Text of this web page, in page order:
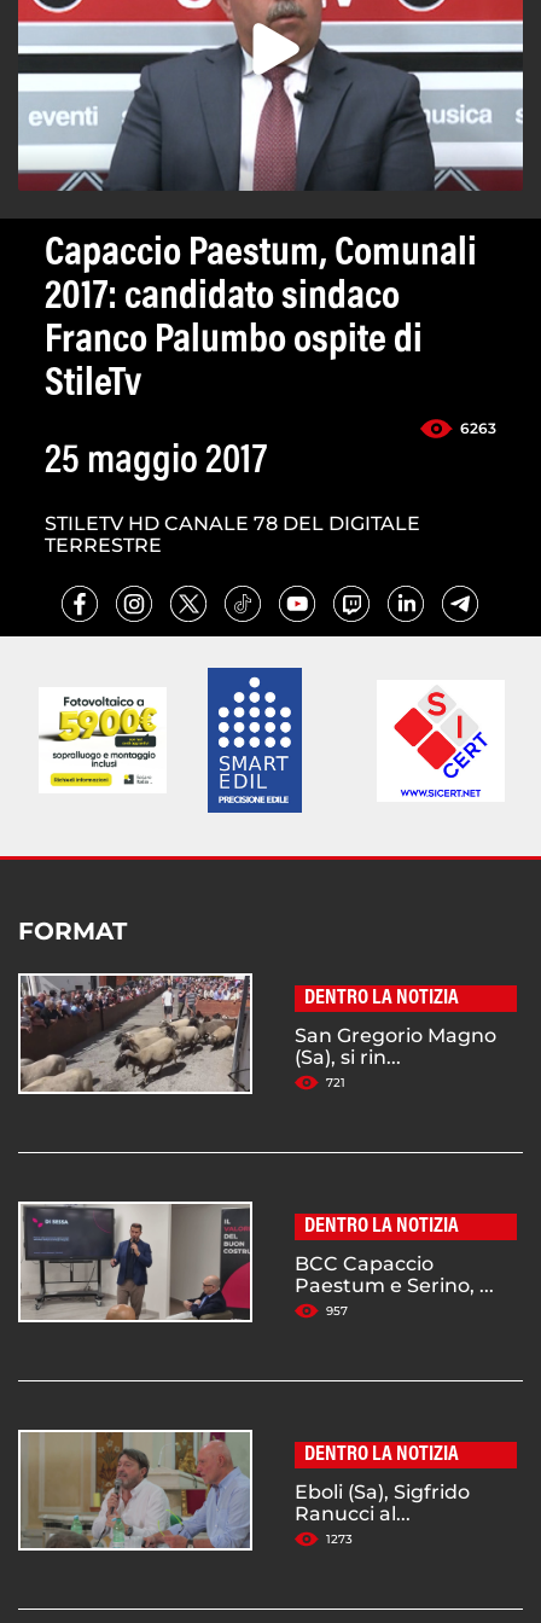
Capaccio Paestum, Comunali
2017: candidato sindaco
Franco Palumbo ospite di
StileTv
6263
25 maggio 2017
STILETV HD CANALE 78 DEL DIGITALE
TERRESTRE
FORMAT
DENTRO LA NOTIZIA
San Gregorio Magno
(Sa), si rin...
721
DENTRO LA NOTIZIA
BCC Capaccio
Paestum e Serino, ...
957
DENTRO LA NOTIZIA
Eboli (Sa), Sigfrido
Ranucci al...
1273